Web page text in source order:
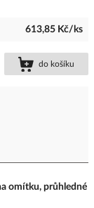
613,85 Kč/ks
do košíku
omítku, průhledné